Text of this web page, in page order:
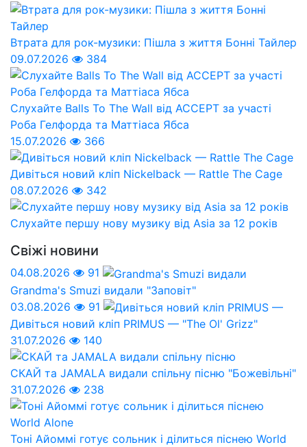
Втрата для рок-музики: Пішла з життя Бонні Тайлер
09.07.2026
384
Слухайте Balls To The Wall від ACCEPT за участі
Роба Гелфорда та Маттіаса Ябса
15.07.2026
366
Дивіться новий кліп Nickelback — Rattle The Cage
08.07.2026
342
Слухайте першу нову музику від Asia за 12 років
Свіжі новини
04.08.2026
91
Grandma's Smuzi видали "Заповіт"
03.08.2026
91
Дивіться новий кліп PRIMUS — "The Ol' Grizz"
31.07.2026
140
СКАЙ та JAMALA видали спільну пісню "Божевільні"
31.07.2026
238
Тоні Айоммі готує сольник і ділиться піснею World